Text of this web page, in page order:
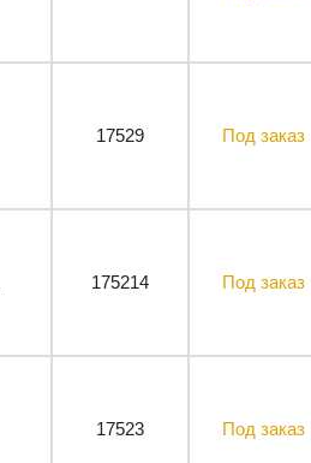
17529 Под заказ
175214 Под заказ
17523 Под заказ